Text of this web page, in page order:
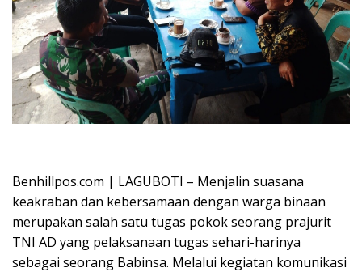
Benhillpos.com | LAGUBOTI – Menjalin suasana
keakraban dan kebersamaan dengan warga binaan
merupakan salah satu tugas pokok seorang prajurit
TNI AD yang pelaksanaan tugas sehari-harinya
sebagai seorang Babinsa. Melalui kegiatan komunikasi